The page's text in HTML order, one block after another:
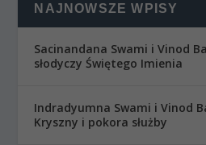
NAJNOWSZE WPISY
Sacinandana Swami i Vinod
słodyczy Świętego Imienia
Indradyumna Swami i Vinod
Kryszny i pokora służby